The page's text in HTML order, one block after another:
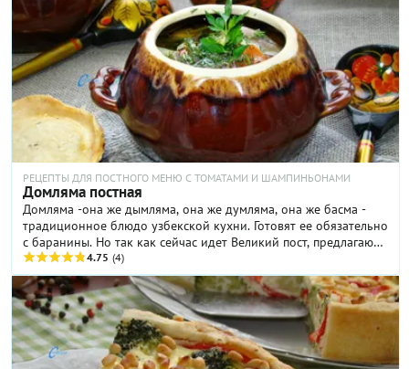
РЕЦЕПТЫ ДЛЯ ПОСТНОГО МЕНЮ С ТОМАТАМИ И ШАМПИНЬОНАМИ
Домляма постная
Домляма -она же дымляма, она же думляма, она же басма -
традиционное блюдо узбекской кухни. Готовят ее обязательно
с баранины. Но так как сейчас идет Великий пост, предлагаю
постный вариант этого вкусного и сытного блюда.
4.75 (4)